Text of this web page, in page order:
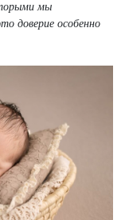
мы
доверие особенно